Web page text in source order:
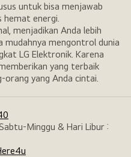
untuk bisa menjawab
hemat energi.
menjadikan Anda lebih
mengontrol dunia
LG Elektronik. Karena
yang terbaik
orang yang Anda cintai.
Minggu & Hari Libur :